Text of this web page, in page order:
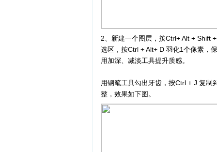
2、新建一个图层，按Ctrl+ Alt + Shift
选区，按Ctrl + Alt+ D 羽化1个像素，
用加深、减淡工具提升质感。
用钢笔工具勾出牙齿，按Ctrl + J 复制
整，效果如下图。